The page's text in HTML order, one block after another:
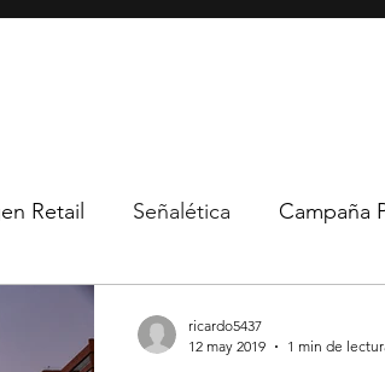
Retail Señalética Campaña
ricardo5437
12 may 2019
1 min de